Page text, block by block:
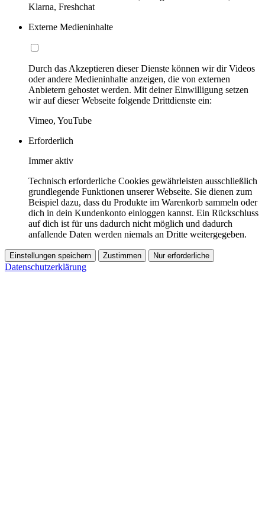
Klarna, Freshchat
Externe Medieninhalte
Durch das Akzeptieren dieser Dienste können wir dir Videos
oder andere Medieninhalte anzeigen, die von externen
Anbietern gehostet werden. Mit deiner Einwilligung setzen
wir auf dieser Webseite folgende Drittdienste ein:
Vimeo, YouTube
Erforderlich
Immer aktiv
Technisch erforderliche Cookies gewährleisten ausschließlich
grundlegende Funktionen unserer Webseite. Sie dienen zum
Beispiel dazu, dass du Produkte im Warenkorb sammeln oder
dich in dein Kundenkonto einloggen kannst. Ein Rückschluss
auf dich ist für uns dadurch nicht möglich und dadurch
anfallende Daten werden niemals an Dritte weitergegeben.
Einstellungen speichern Zustimmen Nur erforderliche
Datenschutzerklärung